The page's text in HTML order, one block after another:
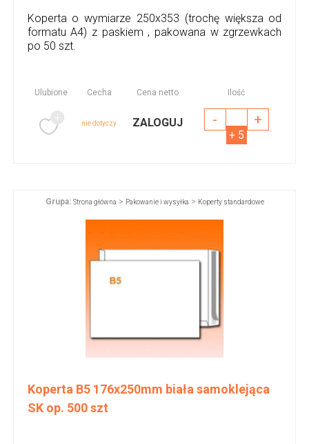
Koperta o wymiarze 250x353 (trochę większa od
formatu A4) z paskiem , pakowana w zgrzewkach
po 50 szt.
Ulubione Cecha Cena netto Ilość
nie dotyczy ZALOGUJ - +
+ 5
Grupa: Strona główna > Pakowanie i wysyłka > Koperty standardowe
Koperta B5 176x250mm biała samoklejąca
SK op. 500 szt